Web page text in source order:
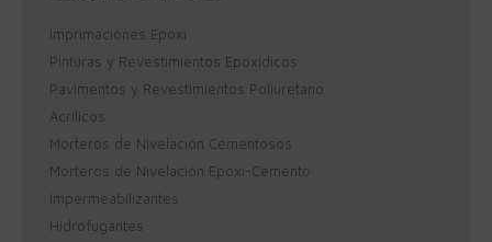
Imprimaciones Epoxi
Pinturas y Revestimientos Epoxídicos
Pavimentos y Revestimientos Poliuretano
Acrílicos
Morteros de Nivelación Cementosos
Morteros de Nivelación Epoxi-Cemento
Impermeabilizantes
Hidrofugantes